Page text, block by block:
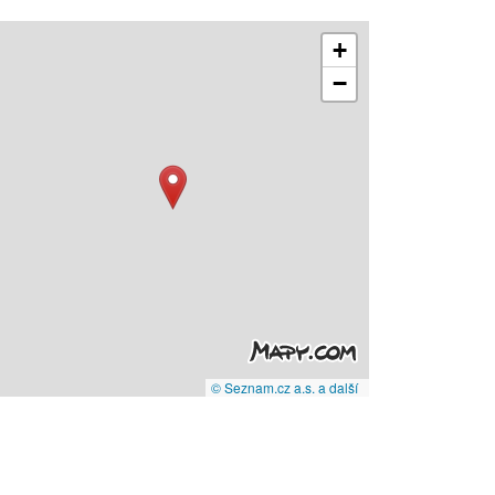
+
−
© Seznam.cz a.s. a další